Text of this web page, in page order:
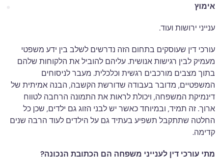
אימוץ
ענייני ירושות ועוד.
עורכי דין שעוסקים בתחום הזה נדרשים לשלב בין ידע משפטי
מעמיק לבין רגישות אנושית. עליהם להוביל את הלקוחות שלהם
בתוך מצבים מורכבים רגשית וכלכלית. מעבר לניסוחים
המשפטיים, מדובר בעבודה שדורשת הקשבה, הבנה אמיתית של
דינמיקת המשפחה, ויכולת לראות את התמונה הרחבה לטווח
ארוך. זה תמיד, ובמיוחד כאשר יש לבני הזוג גם ילדים, שכן כל
החלטה שתתקבל תשפיע בעתיד גם על הילדים לעוד הרבה שנים
קדימה.
מתי עורכי דין לענייני משפחה הם הכתובת הנכונה?